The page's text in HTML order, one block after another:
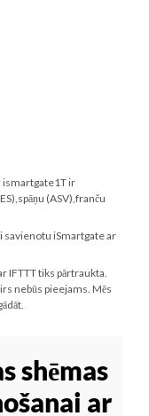
ismartgate1T ir
(ASV),franču
savienotu iSmartgate ar
IFTTT tiks pārtraukta.
nebūs pieejams. Mēs
shēmas
ar